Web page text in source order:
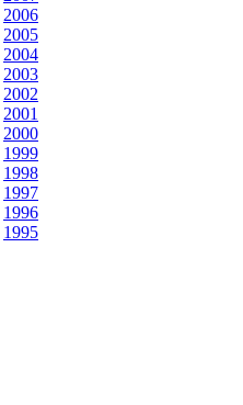
2006
2005
2004
2003
2002
2001
2000
1999
1998
1997
1996
1995